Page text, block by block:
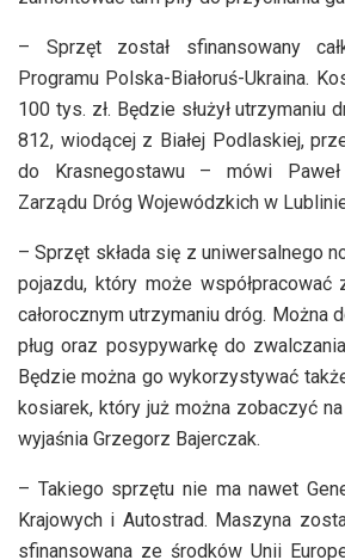
– Sprzęt został sfinansowany
Programu Polska-Białoruś-Ukraina.
100 tys. zł. Będzie służył utrzymaniu
812, wiodącej z Białej Podlaskiej,
do Krasnegostawu – mówi
Zarządu Dróg Wojewódzkich w
– Sprzęt składa się z uniwersalnego
pojazdu, który może
całorocznym utrzymaniu dróg. Można
pług oraz posypywarkę do
Będzie można go wykorzystywać
kosiarek, który już można zobaczyć
wyjaśnia Grzegorz Bajerczak.
– Takiego sprzętu nie ma nawet
Krajowych i Autostrad. Maszyna
sfinansowana ze środków Unii